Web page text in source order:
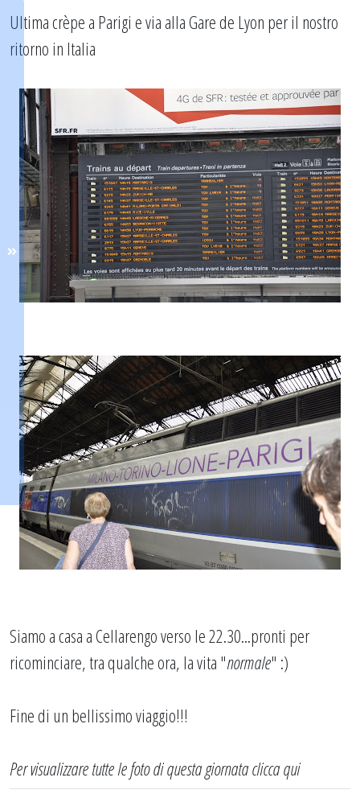
Ultima crèpe a Parigi e via alla Gare de Lyon per il nostro
ritorno in Italia
Siamo a casa a Cellarengo verso le 22.30...pronti per
ricominciare, tra qualche ora, la vita "normale" :)
Fine di un bellissimo viaggio!!!
Per visualizzare tutte le foto di questa giornataclicca qui